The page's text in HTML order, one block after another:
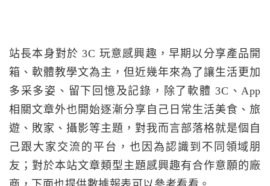
站長本身對於 3C 玩意感興趣，早期以分享產品開
箱、軟體教學文為主，但近幾年來為了讓生活更加
多采多姿、留下回憶及記錄，除了軟體 3C、App
相關文章外也開始逐漸分享自己日常生活美食、旅
遊、敗家、攝影等主題，對我而言部落格就是個自
己跟大家交流的平台，也因為認識到不同領域朋
友；對於本站文章類型主題感興趣有合作意願的廠